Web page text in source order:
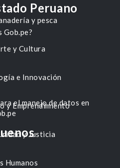
y pesca
y Cultura
e Innovación
y Emprendimiento
y Justicia
Humanos
Peruano
Gob.pe?
el manejo de datos en